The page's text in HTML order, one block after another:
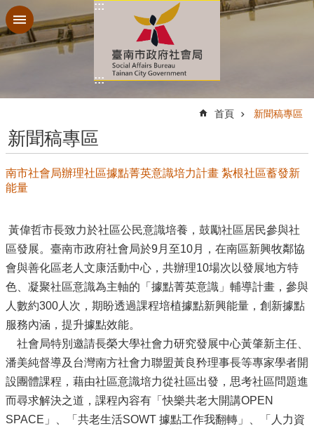
跳到主要內容區塊
:::
:::
首頁 新聞稿專區
新聞稿專區
南市社會局辦理社區據點菁英意識培力計畫 紮根社區蓄發新
能量
黃偉哲市長致力於社區公民意識培養，鼓勵社區居民參與社
區發展。臺南市政府社會局於9月至10月，在南區新興牧鄰協
會與善化區老人文康活動中心，共辦理10場次以發展地方特
色、凝聚社區意識為主軸的「據點菁英意識」輔導計畫，參與
人數約300人次，期盼透過課程培植據點新興能量，創新據點
服務內涵，提升據點效能。
社會局特別邀請長榮大學社會力研究發展中心黃肇新主任、
潘美純督導及台灣南方社會力聯盟黃良矜理事長等專家學者開
設團體課程，藉由社區意識培力從社區出發，思考社區問題進
而尋求解決之道，課程內容有「快樂共老大開講OPEN
SPACE」、「共老生活SOWT 據點工作我翻轉」、「人力資